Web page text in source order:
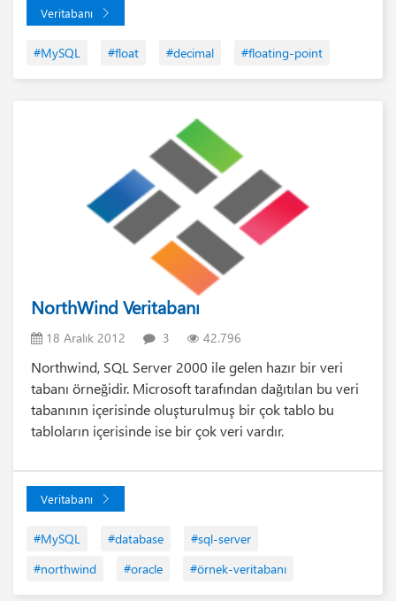
Veritabanı
#MySQL #float #decimal #floating-point
NorthWind Veritabanı
18 Aralık 2012 3 42.796
Northwind, SQL Server 2000 ile gelen hazır bir veri
tabanı örneğidir. Microsoft tarafından dağıtılan bu veri
tabanının içerisinde oluşturulmuş bir çok tablo bu
tabloların içerisinde ise bir çok veri vardır.
Veritabanı
#MySQL #database
#sql-server
#northwind
#oracle #örnek-veritabanı